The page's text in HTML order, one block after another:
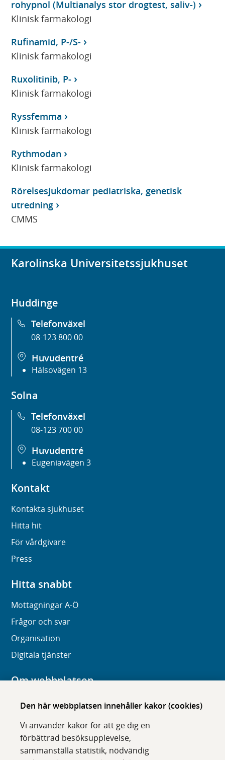
Den här webbplatsen innehåller kakor (cookies)
Vi använder kakor för att ge dig en
förbättrad besöksupplevelse,
sammanställa statistik, nödvändig
rohypnol (Multianalys stor drogtest, saliv-)
Klinisk farmakologi
Rufinamid, P-/S-
Klinisk farmakologi
Ruxolitinib, P-
Klinisk farmakologi
Ryssfemma
Klinisk farmakologi
Rythmodan
Klinisk farmakologi
Rörelsesjukdomar pediatriska, genetisk
utredning
CMMS
Karolinska Universitetssjukhuset
Huddinge
Telefonväxel
08-123 800 00
Huvudentré
Hälsovägen 13
Solna
Telefonväxel
08-123 700 00
Huvudentré
Eugeniavägen 3
Kontakt
Kontakta sjukhuset
Hitta hit
För vårdgivare
Press
Hitta snabbt
Mottagningar A-Ö
Frågor och svar
Organisation
Digitala tjänster
Om webbplatsen
Om karolinska.se
Tillgänglighet
Om cookies